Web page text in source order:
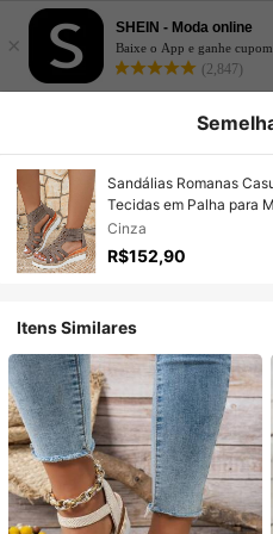
×
SHEIN - Moda online
Baixe o App e ganhe
(2,847)
Sandálias Romanas
Tecidas em Palha para
Cinza, Zíper Traseiro,
Cinza
R$152,90
Itens Similares